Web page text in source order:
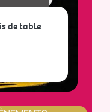
de table